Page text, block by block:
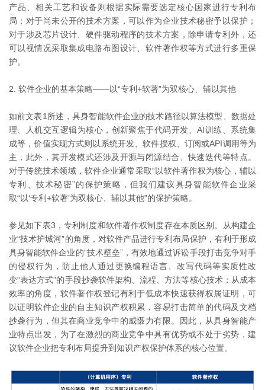
产品、相关工艺和设备则根据实际需要选定核心国家进行专利布
局；对于尚未公开的技术方案，可以作为企业技术秘密予以保护；
对于涉及芯片设计、硬件驱动程序的技术方案，除申请专利外，还
可以视情况采取集成电路布图设计、软件著作权等方式进行多重保
护。
2. 软件企业的基本策略——以“专利+软著”为双核心、辅以其他
如前文表1所述，具身智能软件企业的技术路径以算法模型、数据处
理、人机交互逻辑为核心，创新聚焦于代码开发、AI训练、系统集
成等，价值实现方式则以系统开发、软件授权、订阅或API调用等为
主，此外，其开发模式还涉及开源与闭源结合、快速迭代等特点。
对于传统技术领域，软件企业通常采取“以软件著作权为核心，辅以
专利、技术秘密”的保护策略，但我们建议具身智能软件企业采
取“以‘专利+软著’为双核心、辅以其他”的保护策略。
参见如下表3，专利制度和软件著作权制度存在本质区别。从构建企
业“技术护城河”的角度，对软件产品进行专利布局保护，有利于形成
具身智能软件企业的“技术壁垒”，有效地通过诉讼手段打击竞争对手
的侵权行为，防止他人通过更换编程语言、改写代码等实质性改
变“表达方式”的手段抄袭软件架构、流程、方法等核心技术；从成本
效率的角度，软件著作权登记有利于低成本快速获得权属证明，可
以证明软件企业的自主知识产权积累，容易打击简单的代码及文档
抄袭行为，但其在商业竞争中的威慑力有限。因此，从具身智能产
业特点出发，为了在激烈的商业竞争中具有优势或不处于劣势，建
议软件企业把专利布局提升到知识产权保护体系的核心位置。